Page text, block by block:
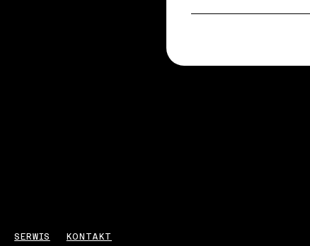
SERWIS KONTAKT